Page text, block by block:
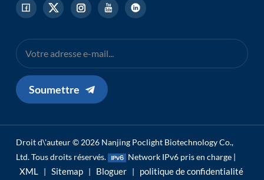
Soumettre
Droit d\'auteur © 2026 Nanjing Poclight Biotechnology Co.,
Ltd. Tous droits réservés.
Network IPv6 pris en charge |
XML | Sitemap | Bloguer | politique de confidentialité